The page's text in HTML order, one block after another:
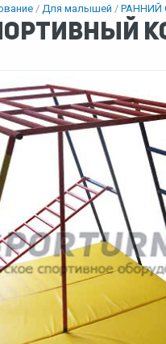
Для малышей РАННИЙ